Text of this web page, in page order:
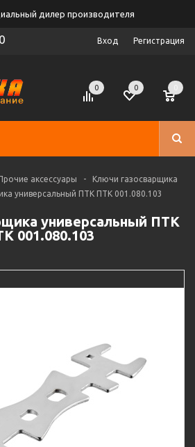
дилер производителя
Вход Регистрация
0 0
аксессуары -
Ключи газосварщика
универсальный ПТК ПТК 001.080.103
универсальный ПТК
001.080.103